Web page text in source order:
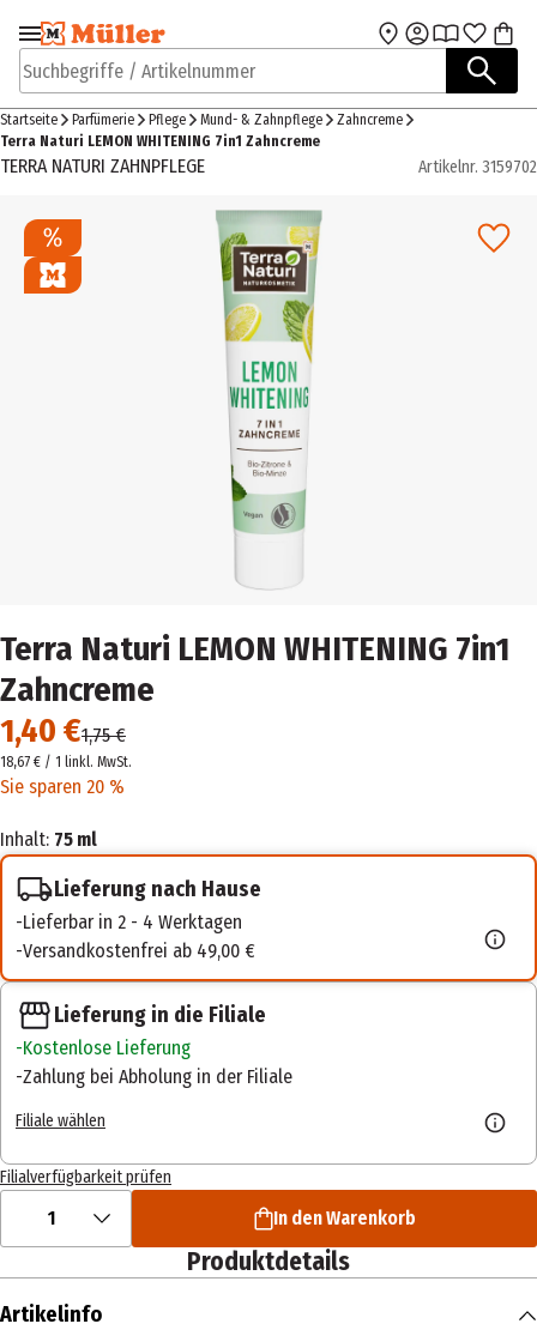
Zur Navigation
springen
Zum Hauptinhalt
Suchbegriffe / Artikelnummer
Startseite Parfümerie Pflege Mund- & Zahnpflege
Zahncreme
Terra Naturi LEMON WHITENING 7in1 Zahncreme
TERRA NATURI ZAHNPFLEGE Artikelnr. 3159702
Terra Naturi LEMON WHITENING 7in1
Zahncreme
1,40 €1,75 €
18,67 € / 1 linkl. MwSt.
Sie sparen 20 %
Inhalt: 75 ml
Lieferung nach Hause
Lieferbar in 2 - 4 Werktagen
Versandkostenfrei ab 49,00 €
Lieferung in die Filiale
Kostenlose Lieferung
Zahlung bei Abholung in der Filiale
Filiale wählen
Filialverfügbarkeit prüfen
1 In den Warenkorb
Produktdetails
Artikelinfo